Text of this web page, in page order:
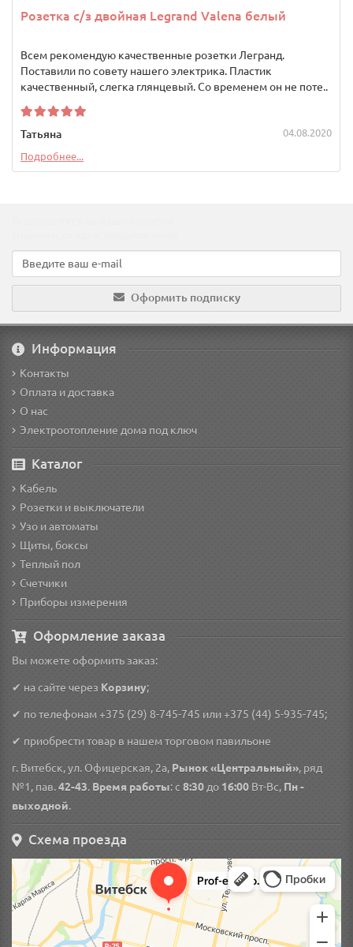
Розетка с/з двойная Legrand Valena белый
Всем рекомендую качественные розетки Легранд.
Поставили по совету нашего электрика. Пластик
качественный, слегка глянцевый. Со временем он не поте..
Татьяна 04.08.2020
Подробнее...
Оформить подписку
Информация
Контакты
Оплата и доставка
О нас
Электроотопление дома под ключ
Каталог
Кабель
Розетки и выключатели
Узо и автоматы
Щиты, боксы
Теплый пол
Счетчики
Приборы измерения
Оформление заказа
Вы можете оформить заказ:
✔ на сайте через Корзину;
✔ по телефонам +375 (29) 8-745-745 или +375 (44) 5-935-745;
✔ приобрести товар в нашем торговом павильоне
г. Витебск, ул. Офицерская, 2а, Рынок «Центральный», ряд
№1, пав.42-43. Время работы: с 8:30 до 16:00 Вт-Вс, Пн -
выходной.
Схема проезда